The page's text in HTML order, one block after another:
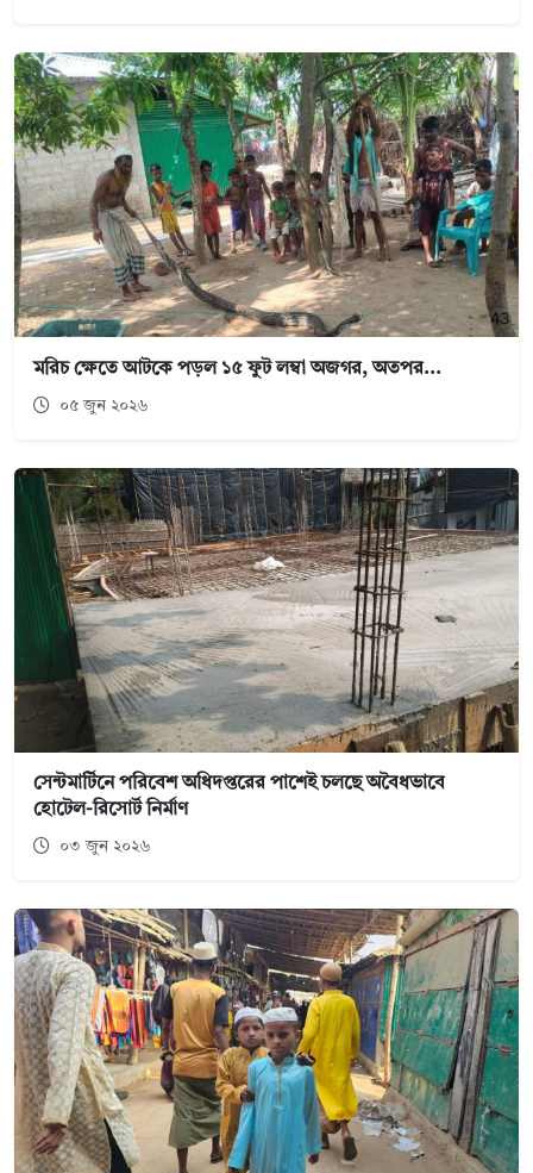
মরিচ ক্ষেতে আটকে পড়ল ১৫ ফুট লম্বা অজগর, অতপর...
০৫ জুন ২০২৬
সেন্টমার্টিনে পরিবেশ অধিদপ্তরের পাশেই চলছে অবৈধভাবে
হোটেল-রিসোর্ট নির্মাণ
০৩ জুন ২০২৬